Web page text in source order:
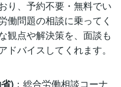
り、予約不要・無料でい
働問題の相談に乗ってく
観点や解決策を、面談も
ドバイスしてくれます。
) ：総合労働相談コーナ